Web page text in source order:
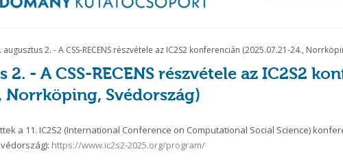
augusztus 2. - A CSS-RECENS részvétele az IC2S2 konferencián (2025.07.21-24.,
2. - A CSS-RECENS részvétele az IC2S2
Norrköping, Svédország)
a 11. IC2S2 (International Conference on Computational Social Science)
https://www.ic2s2-2025.org/program/